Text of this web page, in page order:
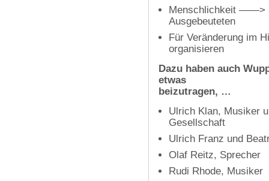
Menschlichkeit ——>
Ausgebeuteten
Für Veränderung im
organisieren
Dazu haben auch
etwas
beizutragen, …
Ulrich Klan, Musiker
Gesellschaft
Ulrich Franz und
Olaf Reitz, Sprecher
Rudi Rhode, Musiker